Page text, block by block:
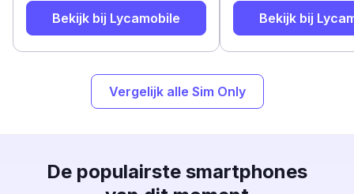
Bekijk bij Lycamobile Bekijk bij
Vergelijk alle Sim Only
De populairste smartphones